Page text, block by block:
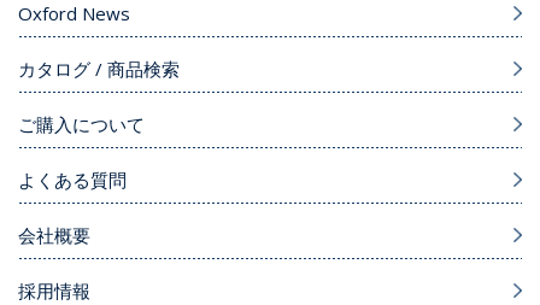
Oxford News
カタログ / 商品検索
ご購入について
よくある質問
会社概要
採用情報